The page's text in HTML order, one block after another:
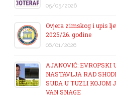
05/05/2026
Ovjera zimskog i upis
2025/26. godine
06/01/2026
AJANOVIĆ: EVROPSKI
NASTAVLJA RAD
SUDA U TUZLI KOJOM
VAN SNAGE